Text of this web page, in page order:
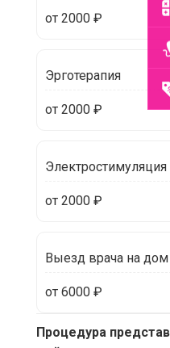
от 2000 ₽
Эрготерапия
от 2000 ₽
от 2000 ₽
Выезд врача на дом
от 6000 ₽
Процедура